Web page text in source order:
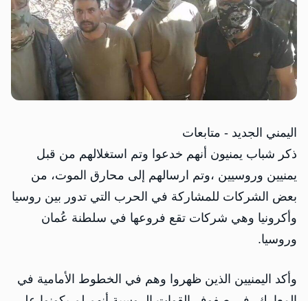
اليمني الجديد - متابعات
ذكر شباب يمنيون أنهم خدعوا وتم استغلالهم من قبل
يمنيين وروسيين ،وتم ارسالهم إلى محارق الموت، من
بعض الشركات للمشاركة في الحرب التي تدور بين روسيا
وأكرونيا وهي شركات تقع فروعها في سلطنة عُمان
وروسيا.
وأكد اليمنيين الذين ظهروا وهم في الخطوط الأمامية في